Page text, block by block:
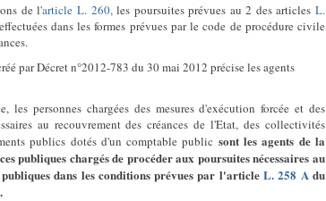
de l'article L. 260,les poursuites prévues au 2 des articles L.
dans les formes prévues par le code de procédure civile
par Décret n°2012-783 du 30 mai 2012 précise les agents
les personnes chargées des mesures d'exécution forcée et des
au recouvrement des créances de l'Etat, des collectivités
publics dotés d'un comptable public sont les agents de la
publiques chargés de procéder aux poursuites nécessaires au
publiques dans les conditions prévues par l'articleL. 258 A du